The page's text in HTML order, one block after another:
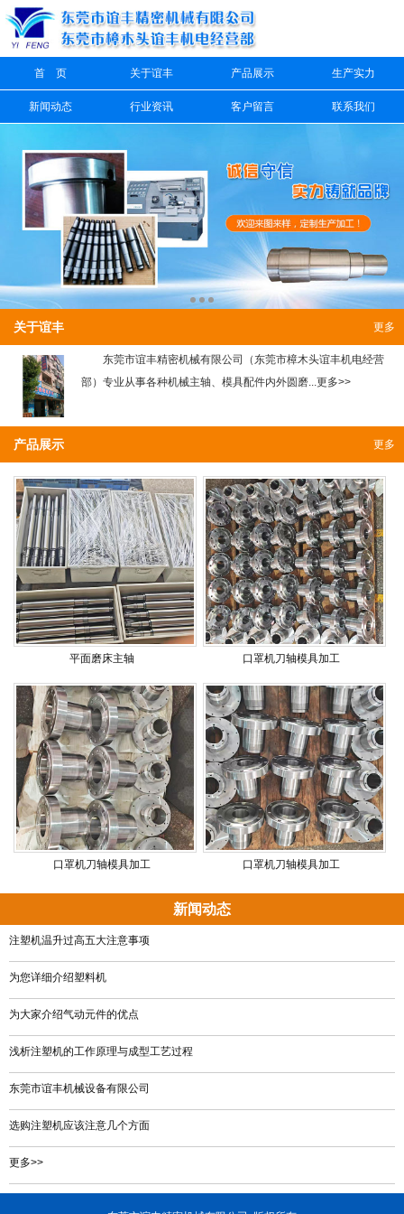
首 页 关于谊丰 产品展示 生产实力
新闻动态 行业资讯 客户留言 联系我们
更多
关于谊丰
东莞市谊丰精密机械有限公司（东莞市樟木头谊丰机电经营
部）专业从事各种机械主轴、模具配件内外圆磨...更多>>
更多
产品展示
平面磨床主轴 口罩机刀轴模具加工
口罩机刀轴模具加工 口罩机刀轴模具加工
新闻动态
注塑机温升过高五大注意事项
为您详细介绍塑料机
为大家介绍气动元件的优点
浅析注塑机的工作原理与成型工艺过程
东莞市谊丰机械设备有限公司
选购注塑机应该注意几个方面
更多>>
信息搜索